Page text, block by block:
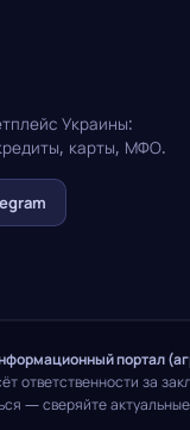
Украины:
карты, МФО.
портал
ответственности за
— сверяйте